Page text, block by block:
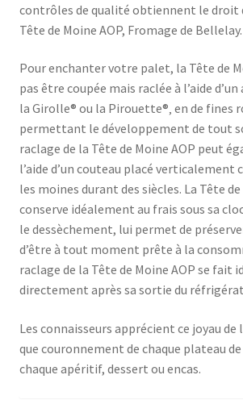
contrôles de qualité obtiennent le droit
Tête de Moine AOP, Fromage de Bellelay.
Pour enchanter votre palet, la Tête de
pas être coupée mais raclée à l’aide
la Girolle® ou la Pirouette®‚ en de fines
permettant le développement de tout
raclage de la Tête de Moine AOP peut
l’aide d’un couteau placé verticalement
les moines durant des siècles. La Tête de
conserve idéalement au frais sous sa
le dessèchement, lui permet de
d’être à tout moment prête à la
raclage de la Tête de Moine AOP se fait
directement après sa sortie du
Les connaisseurs apprécient ce joyau
que couronnement de chaque plateau
chaque apéritif, dessert ou encas.